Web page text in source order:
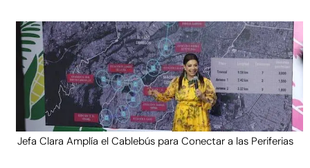
Jefa Clara Amplía el Cablebús para Conectar a las Periferias